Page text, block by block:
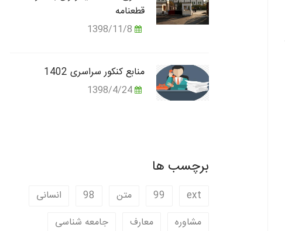
قطعنامه
منابع کنکور سراسری 1402
برچسب ها
ext
99 متن 98
انسانی
مشاوره
معارف
جامعه شناسی